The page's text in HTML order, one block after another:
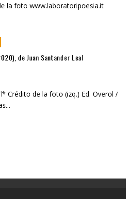
la foto www.laboratoripoesia.it
de Juan Santander Leal
Crédito de la foto (izq.) Ed. Overol /
...